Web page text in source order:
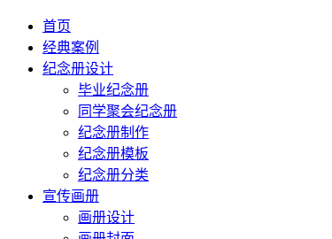
首页
经典案例
纪念册设计
毕业纪念册
同学聚会纪念册
纪念册制作
纪念册模板
纪念册分类
宣传画册
画册设计